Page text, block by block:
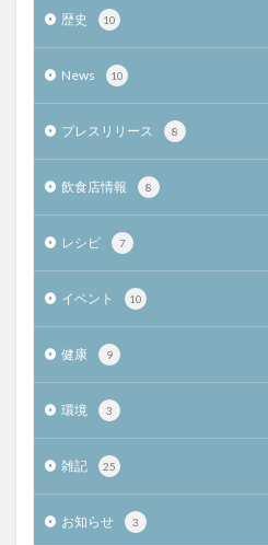
歴史 10
News 10
プレスリリース 8
飲食店情報 8
レシピ 7
イベント 10
健康 9
環境 3
雑記 25
お知らせ 3